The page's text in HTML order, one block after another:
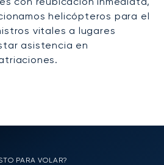
helicópteros para el
vitales a lugares
asistencia en
PARA VOLAR?